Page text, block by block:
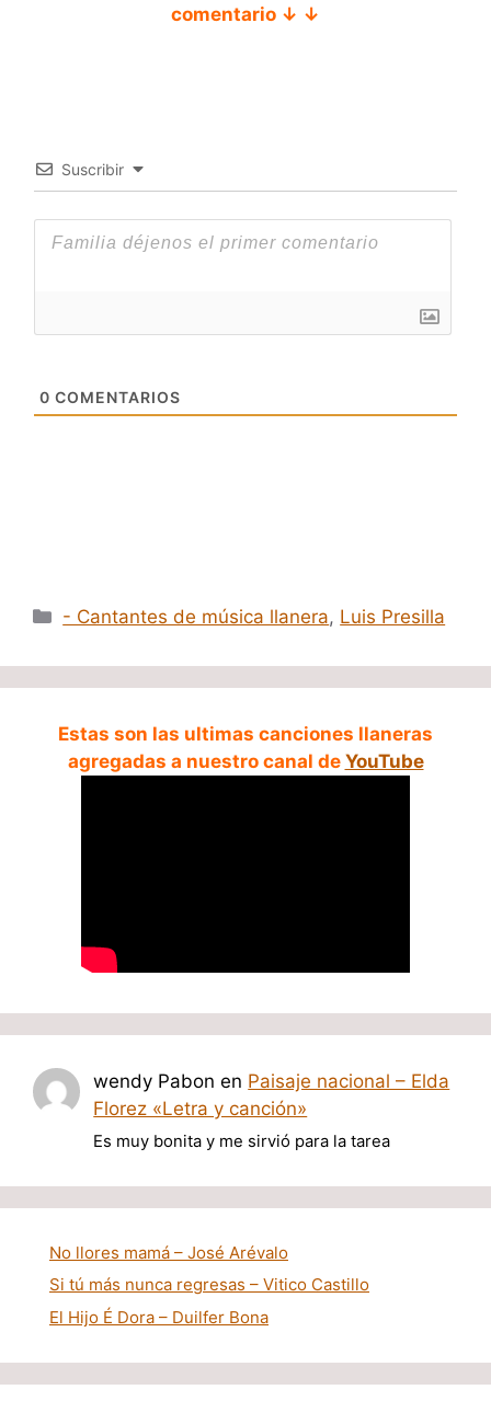
comentario ↓ ↓
Suscribir
0 COMENTARIOS
Categorías
- Cantantes de música llanera, Luis Presilla
Estas son las ultimas canciones llaneras
agregadas a nuestro canal de YouTube
wendy Pabon en Paisaje nacional – Elda
Florez «Letra y canción»
Es muy bonita y me sirvió para la tarea
No llores mamá – José Arévalo
Si tú más nunca regresas – Vitico Castillo
El Hijo É Dora – Duilfer Bona